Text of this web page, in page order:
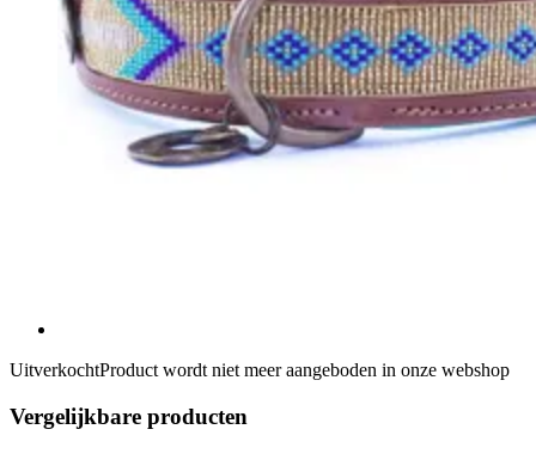
UitverkochtProduct wordt niet meer aangeboden in onze webshop
Vergelijkbare producten